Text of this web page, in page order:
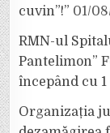
cuvin”!” 01/
RMN-ul
Pantelimon”
începând cu
Organizația